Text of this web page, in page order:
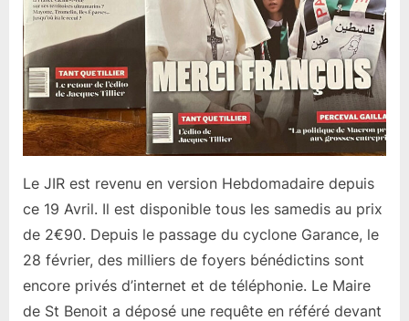
Le JIR est revenu en version Hebdomadaire depuis
ce 19 Avril. Il est disponible tous les samedis au prix
de 2€90. Depuis le passage du cyclone Garance, le
28 février, des milliers de foyers bénédictins sont
encore privés d’internet et de téléphonie. Le Maire
de St Benoit a déposé une requête en référé devant